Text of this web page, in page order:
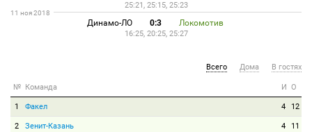
25:21, 25:15, 25:23
11 ноя 2018
Динамо-ЛО 0:3 Локомотив
16:25, 20:25, 25:27
Всего Дома В гостях
№ Команда И О
1 Факел 4 12
2 Зенит-Казань 4 11